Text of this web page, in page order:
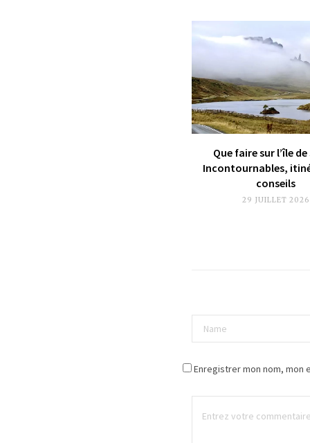
Que faire sur l’île de
Incontournables,
conseils
29 JUILLET 2026
Enregistrer mon nom, mon